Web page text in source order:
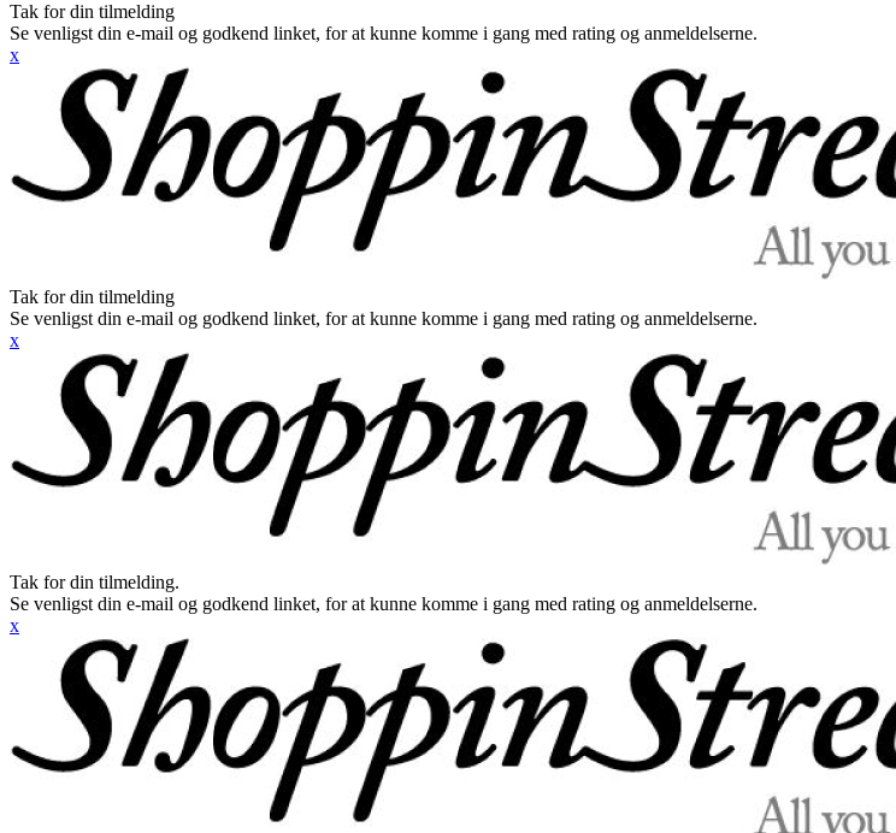
Tak for din tilmelding
Se venligst din e-mail og godkend linket, for at kunne komme i gang med rating og anmeldelserne.
x
Tak for din tilmelding
Se venligst din e-mail og godkend linket, for at kunne komme i gang med rating og anmeldelserne.
x
Tak for din tilmelding.
Se venligst din e-mail og godkend linket, for at kunne komme i gang med rating og anmeldelserne.
x